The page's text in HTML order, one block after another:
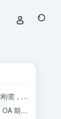
定收录
稿整理